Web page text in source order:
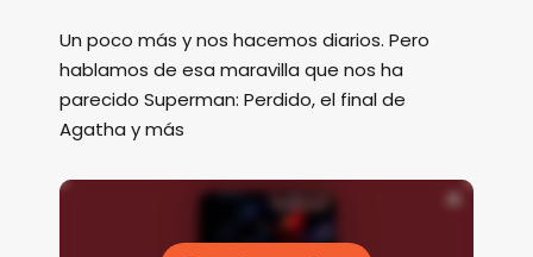
Un poco más y nos hacemos diarios. Pero
hablamos de esa maravilla que nos ha
parecido Superman: Perdido, el final de
Agatha y más